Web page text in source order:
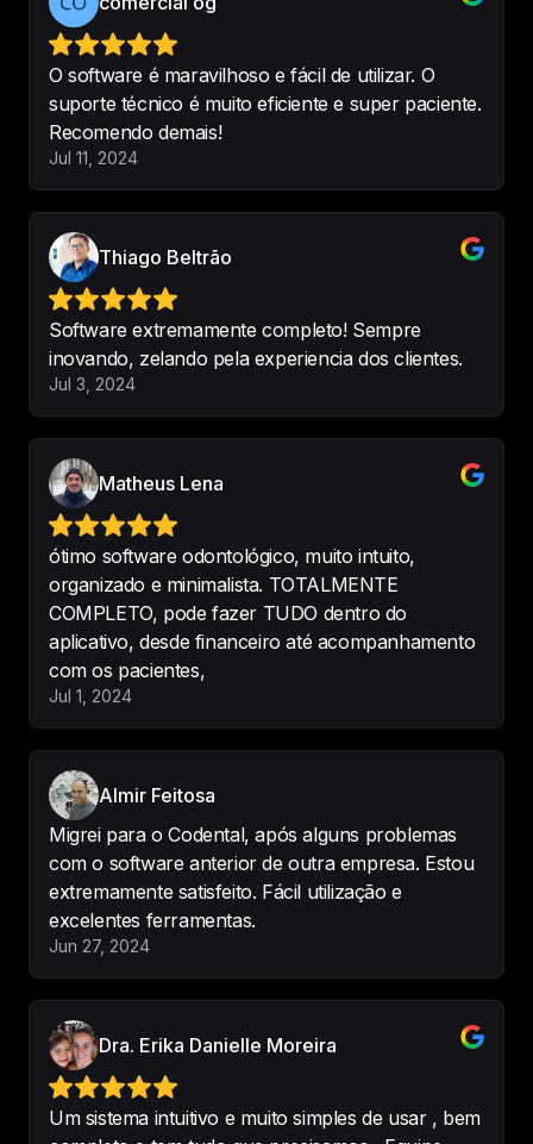
Estou muito satisfeita com o
software, além de simples e
prático tem um ótimo custo
benefício
expectativas.
Uma excelente ferramenta de
dia a dia na clínica em geral.
Perfeito para que, gosta de
amando tudo!
- Juliane Vieira da Costa
Vieira da Costa
Estou me adaptando ainda ao
o recurso de pesquisa de
satisfação interna.
-Camila Henn
satisfeitos. Otimo sistema, facil e
pratico
dia a dia na clinica. Recomendo
muito.
O software é maravilhoso e fácil de utilizar. O
suporte técnico é muito eficiente e super paciente.
Recomendo demais!
Jul 11, 2024
Thiago Beltrão
Software extremamente completo! Sempre
inovando, zelando pela experiencia dos clientes.
Jul 3, 2024
Matheus Lena
ótimo software odontológico, muito intuito,
organizado e minimalista. TOTALMENTE
COMPLETO, pode fazer TUDO dentro do
aplicativo, desde financeiro até acompanhamento
com os pacientes,
Jul 1, 2024
Almir Feitosa
Migrei para o Codental, após alguns problemas
com o software anterior de outra empresa. Estou
extremamente satisfeito. Fácil utilização e
excelentes ferramentas.
Jun 27, 2024
Dra. Erika Danielle Moreira
Um sistema intuitivo e muito simples de usar , bem